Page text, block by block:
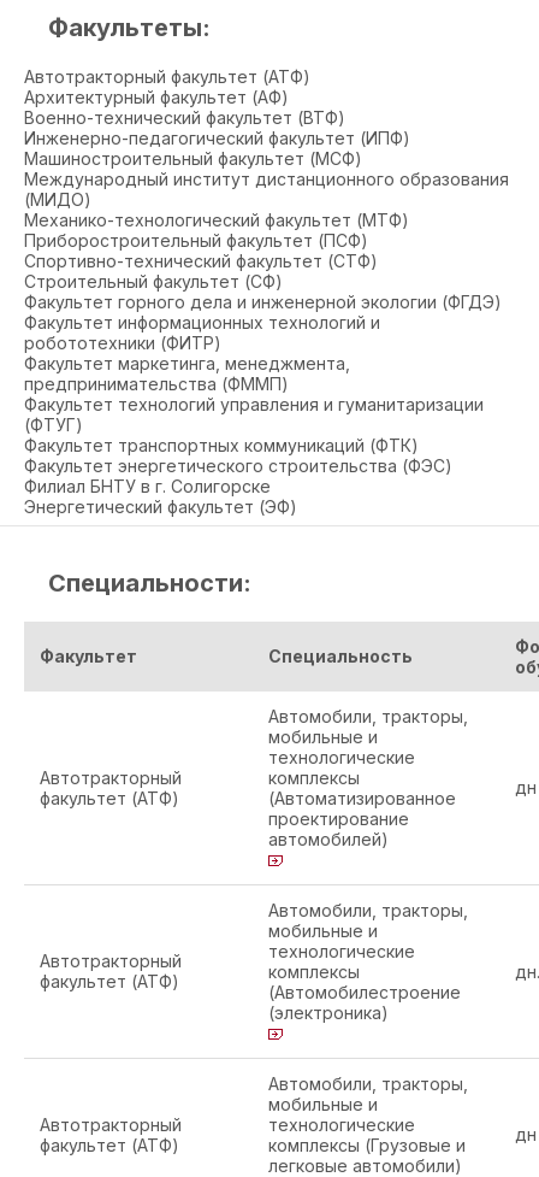
Факультеты:
Автотракторный факультет (АТФ)
Архитектурный факультет (АФ)
Военно-технический факультет (ВТФ)
Инженерно-педагогический факультет (ИПФ)
Машиностроительный факультет (МСФ)
Международный институт дистанционного образования
(МИДО)
Механико-технологический факультет (МТФ)
Приборостроительный факультет (ПСФ)
Спортивно-технический факультет (СТФ)
Строительный факультет (СФ)
Факультет горного дела и инженерной экологии (ФГДЭ)
Факультет информационных технологий и
робототехники (ФИТР)
Факультет маркетинга, менеджмента,
предпринимательства (ФММП)
Факультет технологий управления и гуманитаризации
(ФТУГ)
Факультет транспортных коммуникаций (ФТК)
Факультет энергетического строительства (ФЭС)
Филиал БНТУ в г. Солигорске
Энергетический факультет (ЭФ)
Специальности:
Факультет Специальность
Автотракторный
факультет (АТФ)
Автомобили, тракторы,
мобильные и
технологические
комплексы
(Автоматизированное
проектирование
автомобилей)
дн
Автотракторный
факультет (АТФ)
Автомобили, тракторы,
мобильные и
технологические
комплексы
(Автомобилестроение
(электроника)
дн.
Автотракторный
факультет (АТФ)
Автомобили, тракторы,
мобильные и
технологические
комплексы (Грузовые и
легковые автомобили)
дн